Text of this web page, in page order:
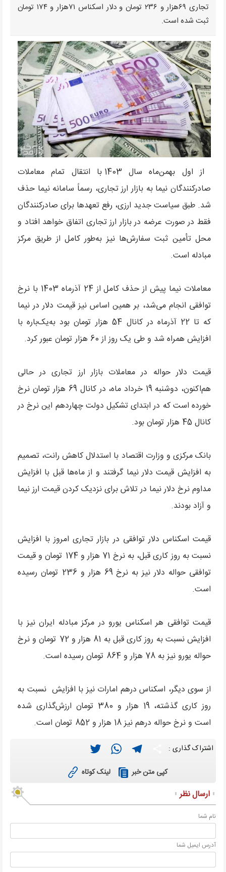
تجاری ۶۹هزار و ۲۳۶ تومان و دلار اسکناس ۷۱هزار و ۱۷۴ تومان
ثبت شده است.
از اول بهمن‌ماه سال 1403 با انتقال تمام معاملات
صادرکنندگان نیما به بازار ارز تجاری، رسماً سامانه نیما حذف
شد. طبق سیاست جدید ارزی، رفع تعهدها برای صادرکنندگان
فقط در صورت عرضه در بازار ارز تجاری اتفاق خواهد افتاد و
محل تأمین ثبت سفارش‌ها نیز به‌طور کامل از طریق مرکز
مبادله است.
معاملات نیما پیش از حذف کامل از 24 آذرماه 1403 با نرخ
توافقی انجام می‌شد، بر همین اساس نیز قیمت دلار در نیما
که تا 22 آذرماه در کانال 54 هزار تومان بود به‌یک‌باره با
افزایش همراه شد و طی یک روز از 60 هزار تومان عبور کرد.
قیمت دلار حواله در معاملات بازار ارز تجاری در حالی
هم‌اکنون، دوشنبه 19 خرداد ماه، در کانال 69 هزار تومان نرخ
خورده است که در ابتدای تشکیل دولت چهاردهم این نرخ در
کانال 45 هزار تومان بود.
بانک مرکزی و وزارت اقتصاد با استدلال کاهش رانت، تصمیم
به افزایش قیمت دلار نیما گرفتند و از ماه‌ها قبل با افزایش
مداوم نرخ دلار نیما در تلاش برای نزدیک کردن قیمت ارز نیما
و آزاد بودند.
قیمت اسکناس دلار توافقی در بازار تجاری امروز با افزایش
نسبت به روز کاری قبل، به نرخ 71 هزار و 174 تومان و قیمت
توافقی حواله دلار نیز به نرخ 69 هزار و 236 تومان رسیده
است.
قیمت توافقی هر اسکناس یورو در مرکز مبادله ایران نیز با
افزایش نسبت به روز کاری قبل به 81 هزار و 72 تومان و نرخ
حواله یورو نیز به 78 هزار و 864 تومان رسیده است.
از سوی دیگر، اسکناس درهم امارات نیز با افزایش نسبت به
روز کاری گذشته، 19 هزار و 380 تومان ارزش‌گذاری شده
است و نرخ حواله درهم نیز 18 هزار و 852 تومان است.
اشتراک گذاری : Twitter
WhatsAppTelegram
کپی متن خبر لینک کوتاه
ارسال نظر
نام شما
آدرس ايميل شما